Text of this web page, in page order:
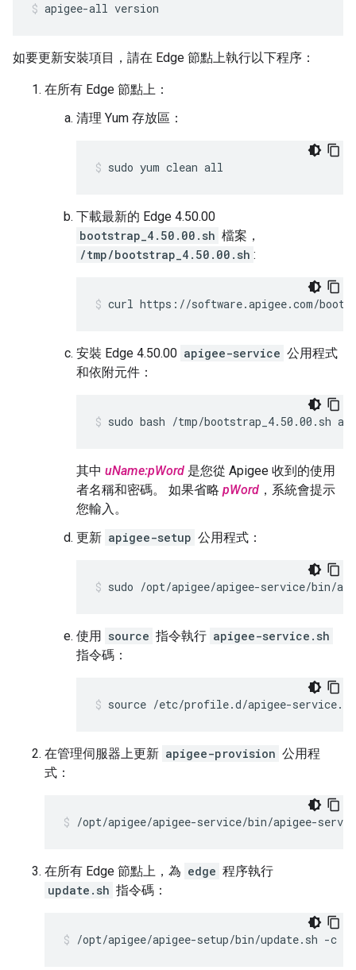
apigee-all version
如要更新安裝項目，請在 Edge 節點上執行以下程序：
在所有 Edge 節點上：
清理 Yum 存放區：
sudo yum clean all
下載最新的 Edge 4.50.00
bootstrap_4.50.00.sh 檔案，
/tmp/bootstrap_4.50.00.sh :
curl https://software.apigee.com/
安裝 Edge 4.50.00 apigee-service 公用程式
和依附元件：
sudo bash /tmp/bootstrap_4.50.00.sh
其中 uName:pWord 是您從 Apigee 收到的使用
者名稱和密碼。 如果省略 pWord ，系統會提示
您輸入。
更新 apigee-setup 公用程式：
sudo /opt/apigee/apigee-service/bin/
使用 source 指令執行 apigee-service.sh
指令碼：
source /etc/profile.d/apigee-service.sh
在管理伺服器上更新 apigee-provision 公用程
式：
/opt/apigee/apigee-service/bin/apigee-
在所有 Edge 節點上，為 edge 程序執行
update.sh 指令碼：
/opt/apigee/apigee-setup/bin/update.sh -c